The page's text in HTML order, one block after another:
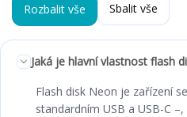
Rozbalit vše Sbalit vše
Jaká je hlavní vlastnost flash
Flash disk Neon je zařízení
standardním USB a USB-C